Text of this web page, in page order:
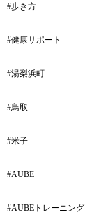
#歩き方
#健康サポート
#湯梨浜町
#鳥取
#米子
#AUBE
#AUBEトレーニング